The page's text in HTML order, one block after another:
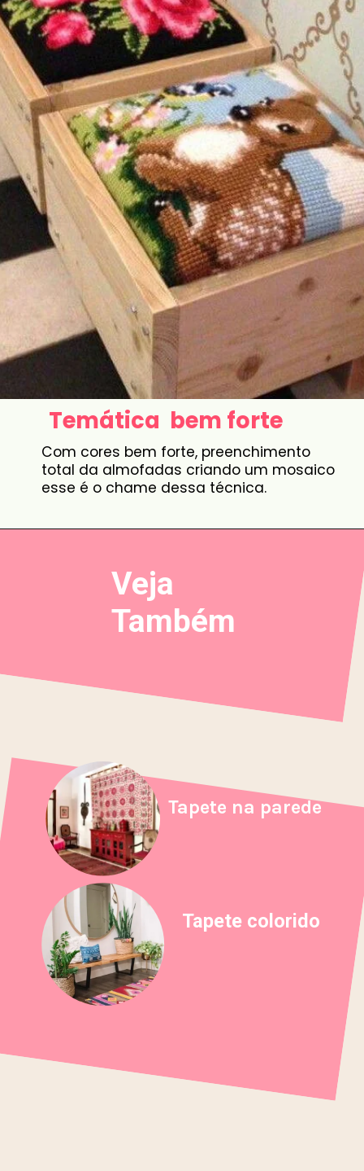
Temática bem forte
Com cores bem forte, preenchimento
total da almofadas criando um mosaico
esse é o chame dessa técnica.
Veja
Também
Tapete na parede
Tapete colorido